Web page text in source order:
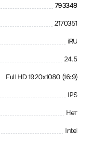
793349
2170351
iRU
24.5
Full HD 1920x1080 (16:9)
IPS
Нет
Intel